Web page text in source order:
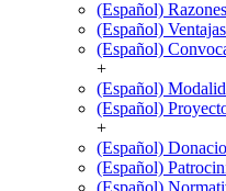
(Español)
(Español)
(Español)
+
(Español)
(Español)
+
(Español)
(Español)
(Español)